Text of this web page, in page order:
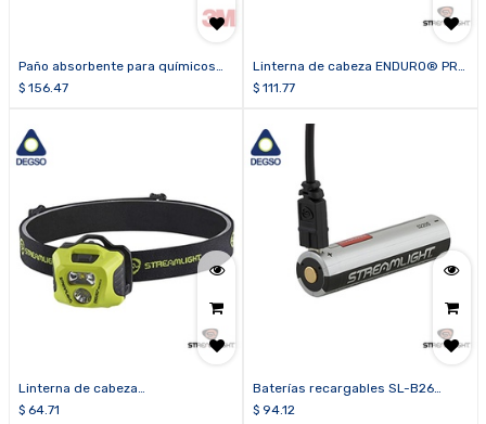
Paño absorbente para químicos
3M™ P-110 (caja de 50 paños de 11
$ 156.47
Linterna de cabeza ENDURO® PRO
USB
$ 111.77
Linterna de cabeza
intrínsecamente segura
$ 64.71
Baterías recargables SL-B26
(paquete de 2 unidades)
$ 94.12